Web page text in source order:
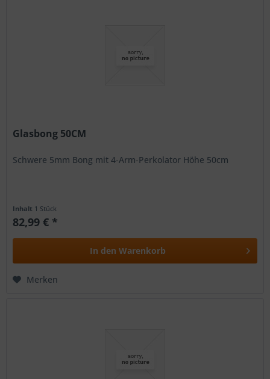
Glasbong 50CM
Schwere 5mm Bong mit 4-Arm-Perkolator Höhe 50cm
Inhalt 1 Stück
82,99 € *
In den Warenkorb
Merken